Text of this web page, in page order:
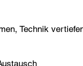
Technik